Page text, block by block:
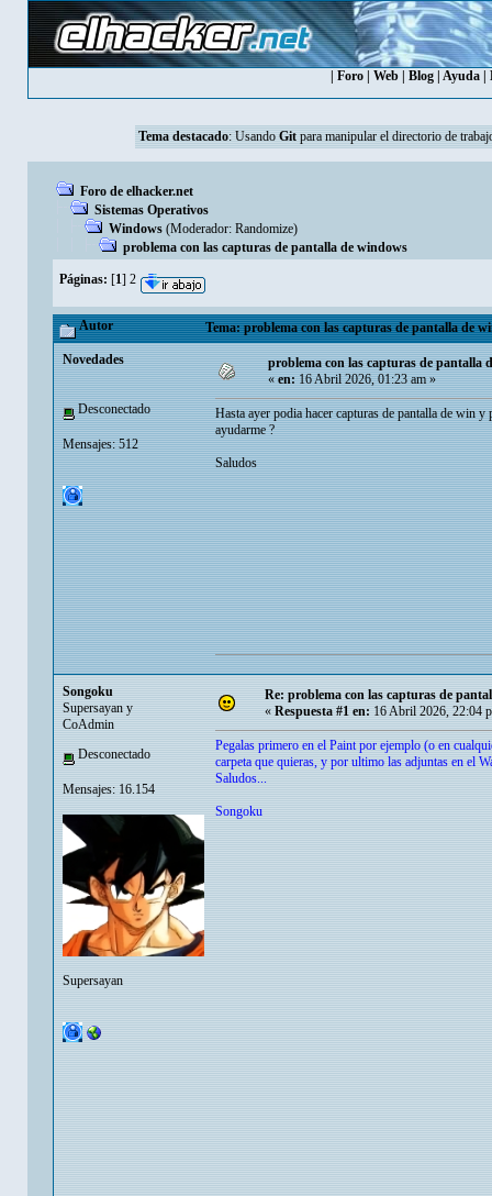
Foro Web Blog Ayuda
Tema destacado: Usando Git para manipular el directorio de
Foro de elhacker.net
Sistemas Operativos
Windows (Moderador: Randomize)
problema con las capturas de pantalla de windows
Páginas: [1] 2
Autor Tema: problema con las capturas de pantalla de
Novedades
Desconectado
Mensajes: 512
problema con las capturas de pantalla
«en:16 Abril 2026, 01:23 am »
Hasta ayer podia hacer capturas de pantalla de win
ayudarme ?
Saludos
Songoku
Supersayan y
CoAdmin
Desconectado
Mensajes: 16.154
Supersayan
Re: problema con las capturas de
« Respuesta #1 en: 16 Abril 2026, 22:04
Pegalas primero en el Paint por ejemplo (o en
carpeta que quieras, y por ultimo las adjuntas en el
Saludos...
Songoku